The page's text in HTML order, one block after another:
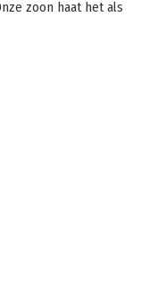
zoon haat het als